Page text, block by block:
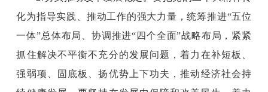
化为指导实践、推动工作的强大力量，统筹推进“五位
一体”总体布局、协调推进“四个全面”战略布局，紧紧
抓住解决不平衡不充分的发展问题，着力在补短板、
强弱项、固底板、扬优势上下功夫，推动经济社会持